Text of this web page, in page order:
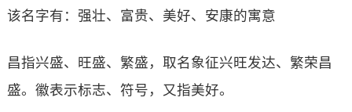
该名字有：强壮、富贵、美好、安康的寓意
昌指兴盛、旺盛、繁盛，取名象征兴旺发达、繁荣昌
盛。徽表示标志、符号，又指美好。